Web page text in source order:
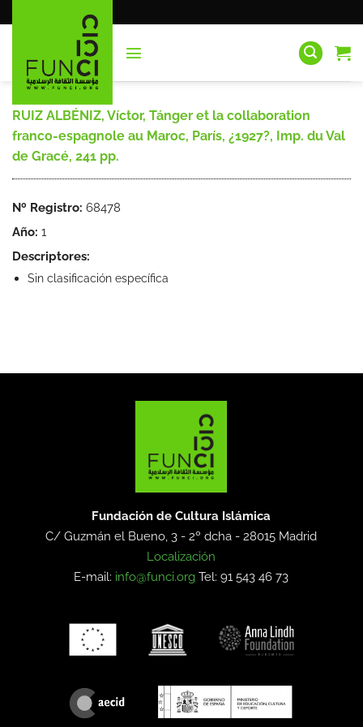
al
RUIZ ALBÉNIZ, Víctor, Tánger et la collaboration
franco-espagnole au Maroc, París, ¿1927?, Imp. du Val
de Gracé, 241 pp.
Nº Registro: 68478
Año: 1
Descriptores:
Sin clasificación específica
Fundación de Cultura Islámica
C/ Guzmán el Bueno, 3 - 2º dcha -28015 Madrid
Localización
E-mail: info@funci.org Tel: 91 543 46 73